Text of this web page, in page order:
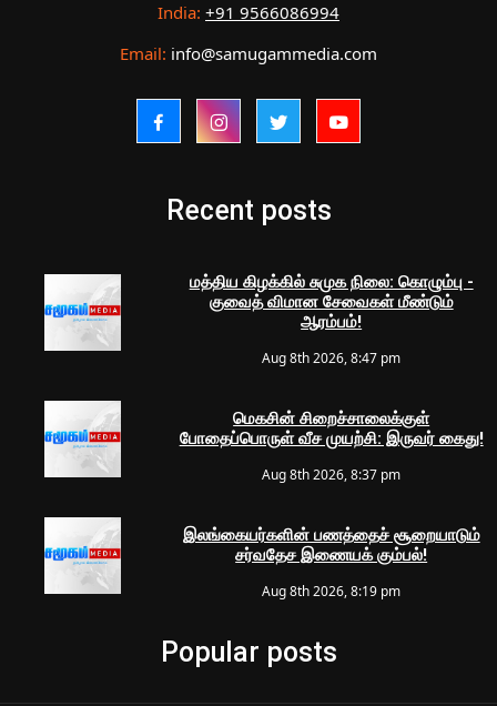
India: +91 9566086994
Email: info@samugammedia.com
Recent posts
மத்திய கிழக்கில் சுமுக நிலை: கொழும்பு -
குவைத் விமான சேவைகள் மீண்டும்
ஆரம்பம்!
Aug 8th 2026, 8:47 pm
மெகசின் சிறைச்சாலைக்குள்
போதைப்பொருள் வீச முயற்சி: இருவர் கைது!
Aug 8th 2026, 8:37 pm
இலங்கையர்களின் பணத்தைச் சூறையாடும்
சர்வதேச இணையக் கும்பல்!
Aug 8th 2026, 8:19 pm
Popular posts